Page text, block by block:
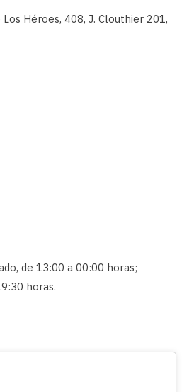
Los Héroes, 408, J. Clouthier 201,
de 13:00 a 00:00 horas;
horas.